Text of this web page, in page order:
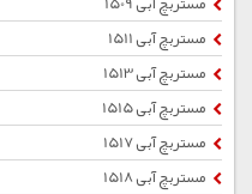
مستربچ آبی 1511
مستربچ آبی 1513
مستربچ آبی 1515
مستربچ آبی 1517
مستربچ آبی 1518